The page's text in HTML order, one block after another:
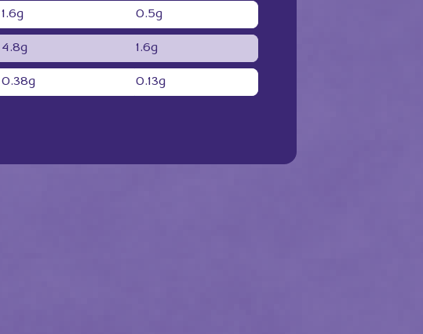
1.6g 0.5g
4.8g 1.6g
0.38g 0.13g